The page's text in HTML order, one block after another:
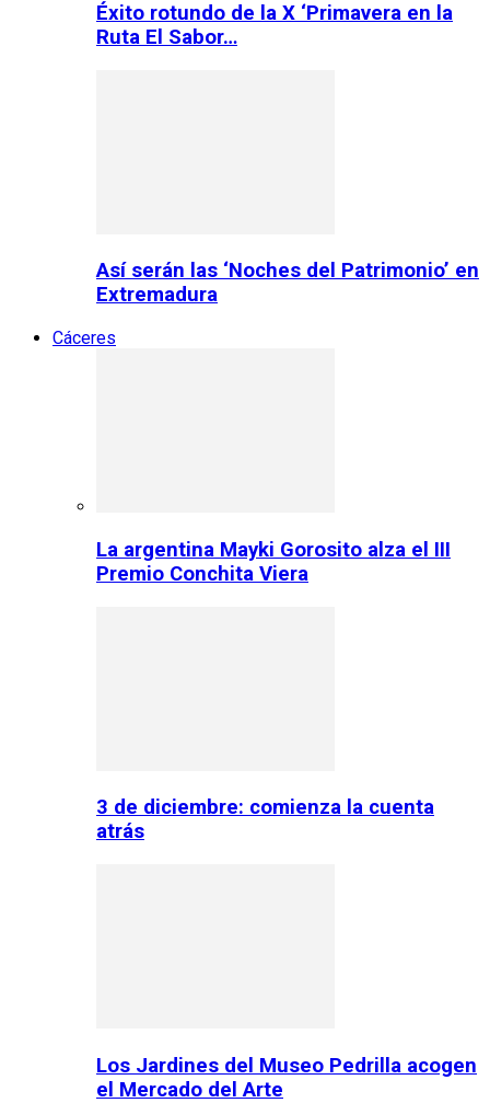
Éxito rotundo de la X ‘Primavera en la
Ruta El Sabor…
Así serán las ‘Noches del Patrimonio’ en
Extremadura
Cáceres
La argentina Mayki Gorosito alza el III
Premio Conchita Viera
3 de diciembre: comienza la cuenta
atrás
Los Jardines del Museo Pedrilla acogen
el Mercado del Arte